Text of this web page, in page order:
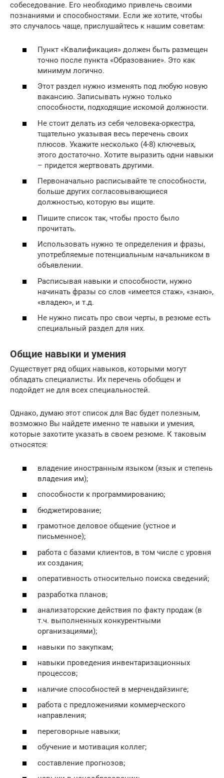
собеседование. Его необходимо привлечь своими
познаниями и способностями. Если же хотите, чтобы
это случалось чаще, прислушайтесь к нашим советам:
Пункт «Квалификация» должен быть размещен
точно после пункта «Образование». Это как
минимум логично.
Этот раздел нужно изменять под любую новую
вакансию. Записывать нужно только
способности, подходящие искомой должности.
Не стоит делать из себя человека-оркестра,
тщательно указывая весь перечень своих
плюсов. Укажите несколько (4-8) ключевых,
этого достаточно. Хотите выразить одни навыки
– придется жертвовать другими.
Первоначально расписывайте те способности,
больше других согласовывающиеся
должностью, которую вы ищите.
Пишите список так, чтобы просто было
прочитать.
Использовать нужно те определения и фразы,
употребляемые потенциальным начальником в
объявлении.
Расписывая навыки и способности, нужно
начинать фразы со слов «имеется стаж», «знаю»,
«владею», и т.д.
Не нужно писать про свои черты, в резюме есть
специальный раздел для них.
Общие навыки и умения
Существует ряд общих навыков, которыми могут
обладать специалисты. Их перечень обобщен и
подойдет не для всех специальностей.
Однако, думаю этот список для Вас будет полезным,
возможно Вы найдете именно те навыки и умения,
которые захотите указать в своем резюме. К таковым
относятся:
владение иностранным языком (язык и степень
владения им);
способности к программированию;
бюджетирование;
грамотное деловое общение (устное и
письменное);
работа с базами клиентов, в том числе с уровня
их создания;
оперативность относительно поиска сведений;
разработка планов;
анализаторские действия по факту продаж (в
т.ч. выполненных конкурентными
организациями);
навыки по закупкам;
навыки проведения инвентаризационных
процессов;
наличие способностей в мерчендайзинге;
работа с предложениями коммерческого
направления;
переговорные навыки;
обучение и мотивация коллег;
составление прогнозов;